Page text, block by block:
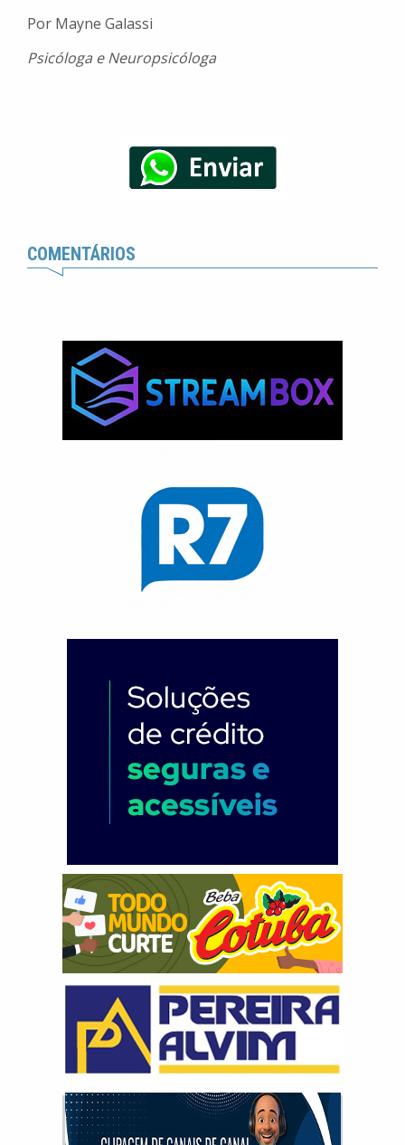
Por Mayne Galassi
Psicóloga e Neuropsicóloga
COMENTÁRIOS